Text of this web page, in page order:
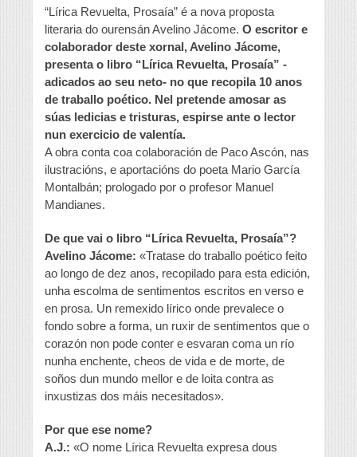
“Lírica Revuelta, Prosaía” é a nova proposta
literaria do ourensán Avelino Jácome. O escritor e
colaborador deste xornal, Avelino Jácome,
presenta o libro “Lírica Revuelta, Prosaía” -
adicados ao seu neto- no que recopila 10 anos
de traballo poético. Nel pretende amosar as
súas ledicias e tristuras, espirse ante o lector
nun exercicio de valentía.
A obra conta coa colaboración de Paco Ascón, nas
ilustracións, e aportacións do poeta Mario García
Montalbán; prologado por o profesor Manuel
Mandianes.
De que vai o libro “Lírica Revuelta, Prosaía”?
Avelino Jácome: «Tratase do traballo poético feito
ao longo de dez anos, recopilado para esta edición,
unha escolma de sentimentos escritos en verso e
en prosa. Un remexido lírico onde prevalece o
fondo sobre a forma, un ruxir de sentimentos que o
corazón non pode conter e esvaran coma un río
nunha enchente, cheos de vida e de morte, de
soños dun mundo mellor e de loita contra as
inxustizas dos máis necesitados».
Por que ese nome?
A.J.: «O nome Lírica Revuelta expresa dous